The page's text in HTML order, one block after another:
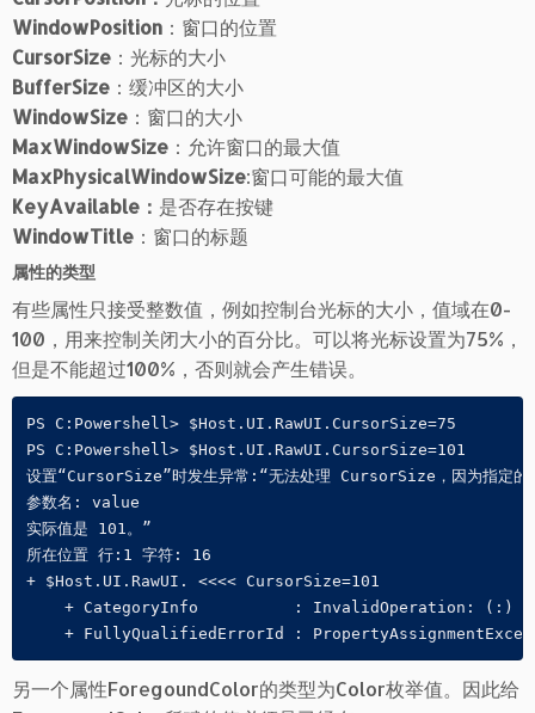
WindowPosition ：窗口的位置
CursorSize ：光标的大小
BufferSize ：缓冲区的大小
WindowSize ：窗口的大小
MaxWindowSize ：允许窗口的最大值
MaxPhysicalWindowSize:窗口可能的最大值
KeyAvailable： 是否存在按键
WindowTitle ：窗口的标题
属性的类型
有些属性只接受整数值，例如控制台光标的大小，值域在0-
100，用来控制关闭大小的百分比。可以将光标设置为75%，
但是不能超过100%，否则就会产生错误。
PS C:Powershell> $Host.UI.RawUI.CursorSize=75
PS C:Powershell> $Host.UI.RawUI.CursorSize=101
设置“CursorSize”时发生异常:“无法处理 CursorSize，因为指定的
参数名: value
实际值是 101。”
所在位置 行:1 字符: 16
+ $Host.UI.RawUI. <<<< CursorSize=101
+ CategoryInfo          : InvalidOperation: (:)
+ FullyQualifiedErrorId :
另一个属性ForegoundColor的类型为Color枚举值。因此给